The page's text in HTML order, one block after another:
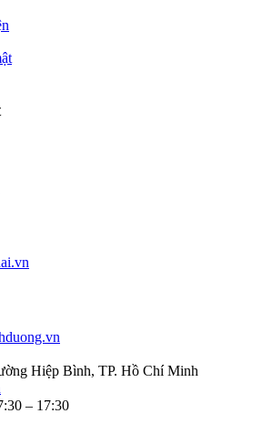
Hiệp Bình, TP. Hồ Chí Minh
– 17:30